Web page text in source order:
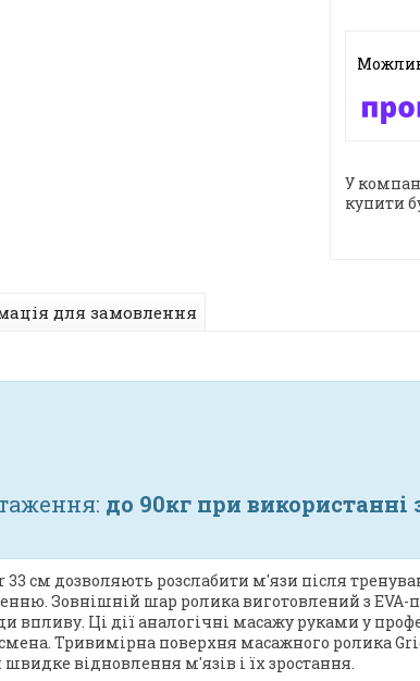
У
купити
для замовлення
до 90кг при
см дозволяють розслабити м'язи після
Зовнішній шар ролика виготовлений з
впливу. Ці дії аналогічні масажу руками у
Тривимірна поверхня масажного ролика
відновлення м'язів і їх зростання.